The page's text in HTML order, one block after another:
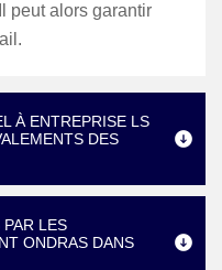
peut alors garantir
À ENTREPRISE LS
DES
PAR LES
ONDRAS DANS